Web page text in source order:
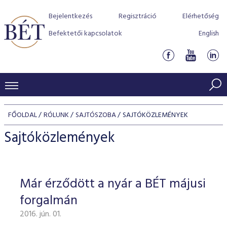
Bejelentkezés Regisztráció
Elérhetőség
Befektetői kapcsolatok
English
KERESKEDÉSI ADATOK
INDEXEK
Jelzáloglevél indexek
Vállalati kötvény indexek
Azonnali Piac
Részvények
Származékos piac
BEFEKTETŐK
Részvény szekció
Hitelpapír szekció
BÉT szabályzatok
Befektetővédelem
Alkalmazott díjstruktúra
Elszámolás
Részvény és vállalati kötvény tőzsdei bevezetését
program
BÉT Xtend - Részvénypiac egyszerűen
TŐZSDETAGOK
Tőzsdetagok, üzletkötők
VENDOROK
FŐOLDAL RÓLUNK SAJTÓSZOBA SAJTÓKÖZLEMÉNYEK
Sajtóközlemények
Már érződött a nyár a BÉT májusi
forgalmán
2016. jún. 01.